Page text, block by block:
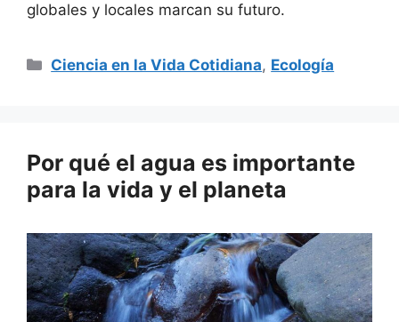
globales y locales marcan su futuro.
Categorías
Ciencia en la Vida Cotidiana, Ecología
Por qué el agua es importante
para la vida y el planeta